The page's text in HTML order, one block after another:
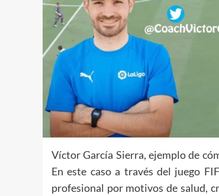
Víctor García Sierra, ejemplo de
En este caso a través del juego
profesional por motivos de salud,